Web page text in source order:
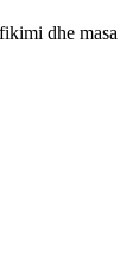
dhe masa